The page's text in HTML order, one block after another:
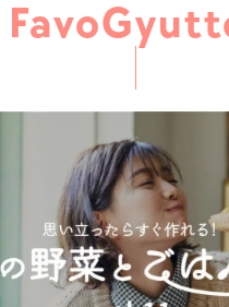
八そばと季節の小鉢。
Au.
【6/4OPEN】心と身体が満たされる糀を使ったランチと、豊富なスイーツ。『Au.』で特別…
Paw
経塚店
金石荘
ポカ！港町で愛され続ける
英信堂
『英信堂』の開運ハンコで心機一転！
（福）南
支援施設